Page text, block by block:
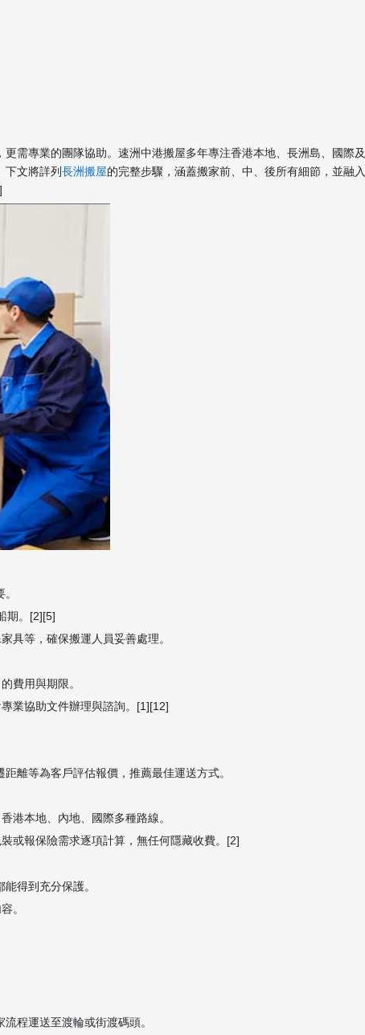
需專業的團隊協助。速洲中港搬屋多年專注香港本地、長洲島、國際及
下文將詳列長洲搬屋的完整步驟，涵蓋搬家前、中、後所有細節，並融入
期。[2][5]
具等，確保搬運人員妥善處理。
費用與期限。
業協助文件辦理與諮詢。[1][12]
離等為客戶評估報價，推薦最佳運送方式。
港本地、內地、國際多種路線。
或報保險需求逐項計算，無任何隱藏收費。[2]
得到充分保護。
。
程運送至渡輪或街渡碼頭。